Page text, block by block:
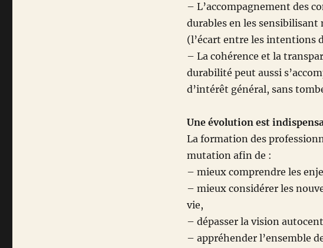
– L’accompagnement des
durables en les
(l’écart entre les intentions
– La cohérence et la
durabilité peut aussi
d’intérêt général, sans
Une évolution est
La formation des
mutation afin de :
– mieux comprendre les
– mieux considérer les
vie,
– dépasser la vision
– appréhender l’ensemble